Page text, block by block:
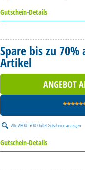
Gutschein-Details
Spare bis zu
Artikel
ANGEBOT
AlleABOUT YOU Outlet Gutscheineanzeigen
Gutschein-Details